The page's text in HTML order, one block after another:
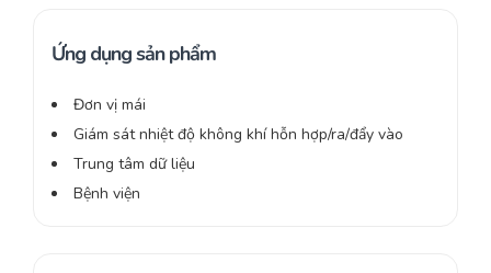
Ứng dụng sản phẩm
Đơn vị mái
Giám sát nhiệt độ không khí hỗn hợp/ra/đẩy vào
Trung tâm dữ liệu
Bệnh viện